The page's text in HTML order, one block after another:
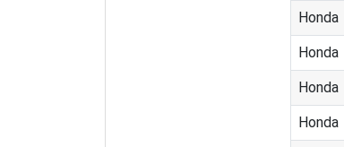
Honda
Honda
Honda
Honda